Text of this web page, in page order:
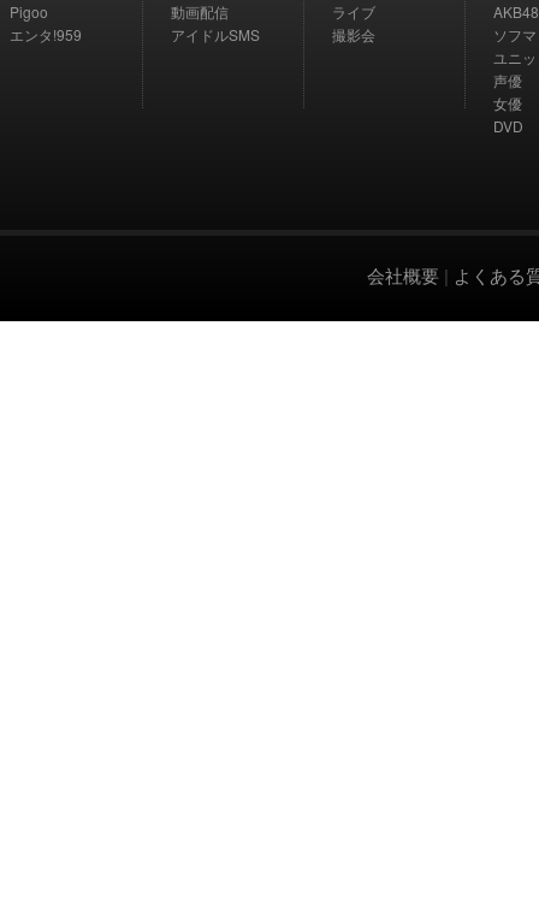
Pigoo
エンタ!959
動画配信
アイドルSMS
ライブ
撮影会
AKB48
ソフ
ユニ
声優
女優
DVD
会社概要 | よくある